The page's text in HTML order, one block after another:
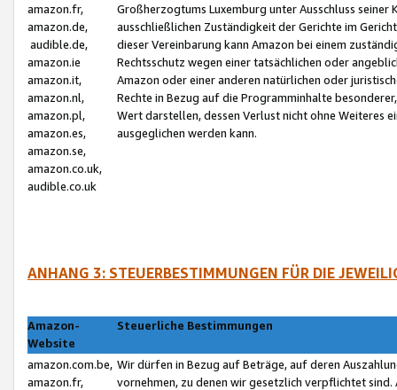
amazon.fr,
amazon.de,
audible.de,
amazon.ie
amazon.it,
amazon.nl,
amazon.pl,
amazon.es,
amazon.se,
amazon.co.uk,
audible.co.uk
Großherzogtums Luxemburg unter Ausschluss
ausschließlichen Zuständigkeit der Gerichte im
dieser Vereinbarung kann Amazon bei einem
Rechtsschutz wegen einer tatsächlichen oder
Amazon oder einer anderen natürlichen oder
Rechte in Bezug auf die Programminhalte
Wert darstellen, dessen Verlust nicht ohne Weiteres
ausgeglichen werden kann.
ANHANG 3: STEUERBESTIMMUNGEN FÜR DIE
Amazon-
Website
Steuerliche Bestimmungen
amazon.com.be,
amazon.fr,
Wir dürfen in Bezug auf Beträge, auf deren
vornehmen, zu denen wir gesetzlich verpflichtet